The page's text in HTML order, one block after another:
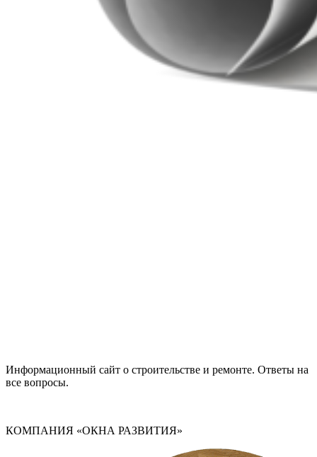
Информационный сайт о строительстве и ремонте. Ответы на
все вопросы.
КОМПАНИЯ «ОКНА РАЗВИТИЯ»